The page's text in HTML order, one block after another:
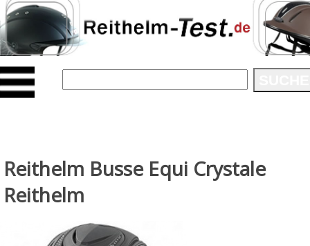
Reithelm Busse Equi Crystale
Reithelm